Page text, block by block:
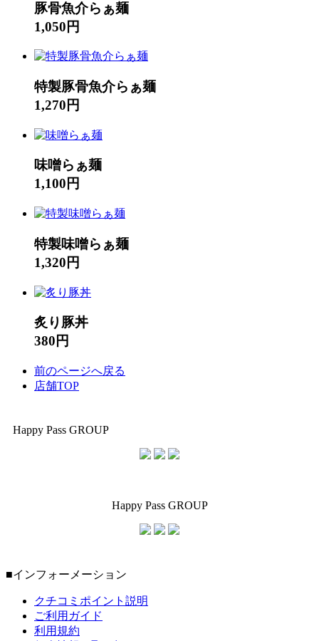
豚骨魚介らぁ麺
1,050円
特製豚骨魚介らぁ麺
1,270円
味噌らぁ麺
1,100円
特製味噌らぁ麺
1,320円
炙り豚丼
380円
前のページへ戻る
店舗TOP
Happy Pass GROUP
Happy Pass GROUP
■インフォーメーション
クチコミポイント説明
ご利用ガイド
利用規約